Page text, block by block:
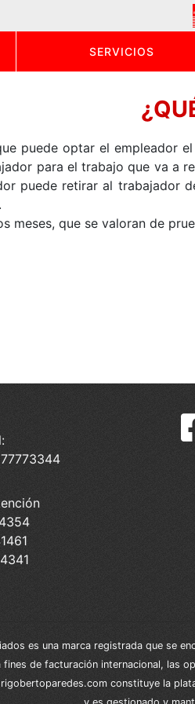
SERVICIOS
puede optar el empleador
para el trabajo que va a
puede retirar al trabajador
meses, que se valoran de
es una marca registrada que se
fines de facturación internacional, las
constituye la